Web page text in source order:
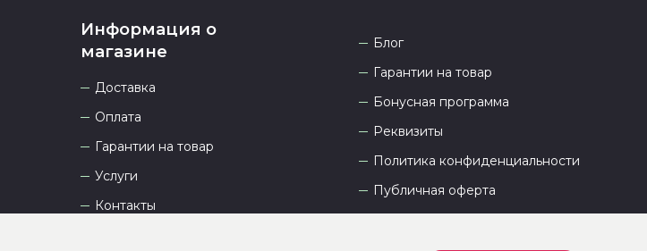
Информация о
магазине
Доставка
Оплата
Гарантии на товар
Услуги
Контакты
Блог
Гарантии на товар
Бонусная программа
Реквизиты
Политика конфиденциальности
Публичная оферта